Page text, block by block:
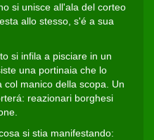
si unisce all'ala del corteo
allo stesso, s'é a sua
si infila a pisciare in un
una portinaia che lo
col manico della scopa. Un
reazionari borghesi
si stia manifestando: